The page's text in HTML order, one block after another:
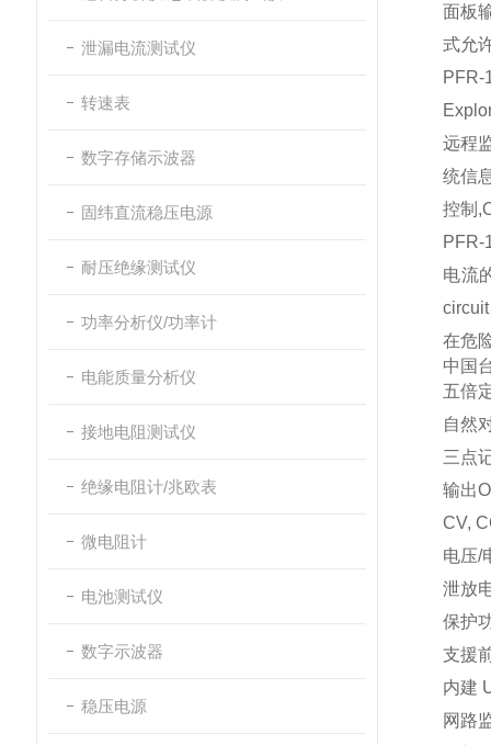
泄漏电流测试仪
转速表
数字存储示波器
固纬直流稳压电源
耐压绝缘测试仪
功率分析仪/功率计
电能质量分析仪
接地电阻测试仪
绝缘电阻计/兆欧表
微电阻计
电池测试仪
数字示波器
稳压电源
面板
式允
远程
统信
控制
PFR-
电流
在危
中国
五倍
自然
三点
输出
CV,
电压/
泄放
保护
支援
内建
网路